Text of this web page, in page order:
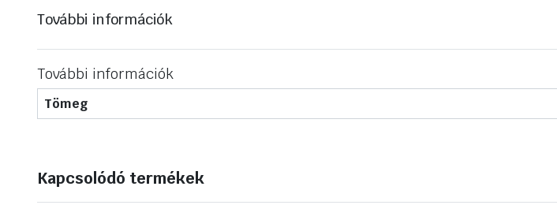
További információk
További információk
Tömeg
Kapcsolódó termékek